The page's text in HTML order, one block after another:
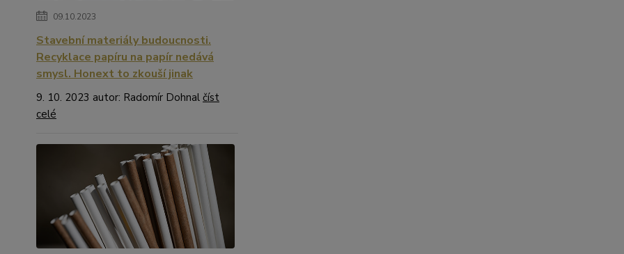
09.10.2023
Stavební materiály budoucnosti.
Recyklace papíru na papír nedává
smysl. Honext to zkouší jinak
9. 10. 2023 autor: Radomír Dohnal číst
celé